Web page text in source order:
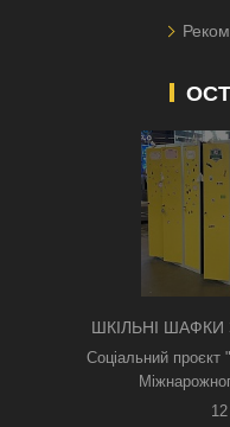
ШКІЛЬНІ ШАФКИ
Соціальний